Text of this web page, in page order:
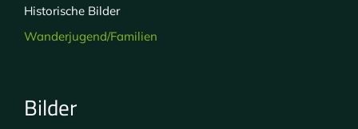
Historische Bilder
Wanderjugend/Familien
Bilder